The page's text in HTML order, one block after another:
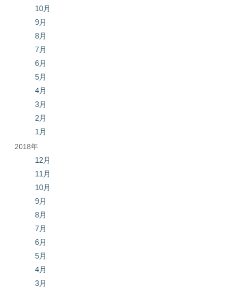
10月
9月
8月
7月
6月
5月
4月
3月
2月
1月
2018年
12月
11月
10月
9月
8月
7月
6月
5月
4月
3月